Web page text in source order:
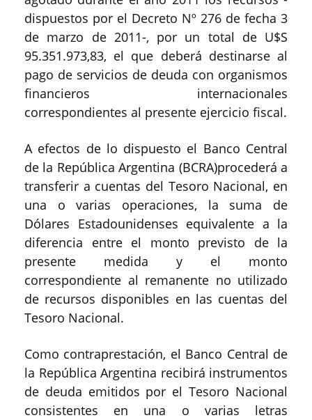
dispuestos por el Decreto Nº 276 de fecha 3
de marzo de 2011-, por un total de U$S
95.351.973,83, el que deberá destinarse al
pago de servicios de deuda con organismos
financieros internacionales
correspondientes al presente ejercicio fiscal.
A efectos de lo dispuesto el Banco Central
de la República Argentina (BCRA)procederá a
transferir a cuentas del Tesoro Nacional, en
una o varias operaciones, la suma de
Dólares Estadounidenses equivalente a la
diferencia entre el monto previsto de la
presente medida y el monto
correspondiente al remanente no utilizado
de recursos disponibles en las cuentas del
Tesoro Nacional.
Como contraprestación, el Banco Central de
la República Argentina recibirá instrumentos
de deuda emitidos por el Tesoro Nacional
consistentes en una o varias letras